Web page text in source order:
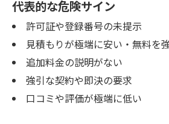
代表的な危険サイン
許可証や登録番号の未提示
見積もりが極端に安い・無料を
追加料金の説明がない
強引な契約や即決の要求
口コミや評価が極端に低い